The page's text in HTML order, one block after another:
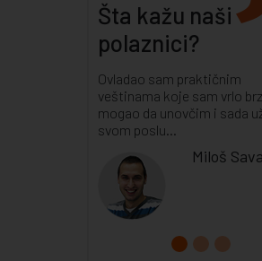
Šta kažu naši
polaznici?
Ovladao sam praktičnim
veštinama koje sam vrlo
mogao da unovčim i sada
svom poslu...
Miloš